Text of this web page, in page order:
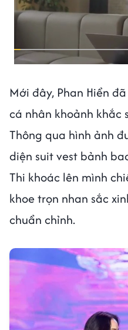
Mới đây, Phan Hiển
cá nhân khoảnh khắc
Thông qua hình ảnh
diện suit vest bảnh
Thi khoác lên mình
khoe trọn nhan sắc
chuẩn chỉnh.